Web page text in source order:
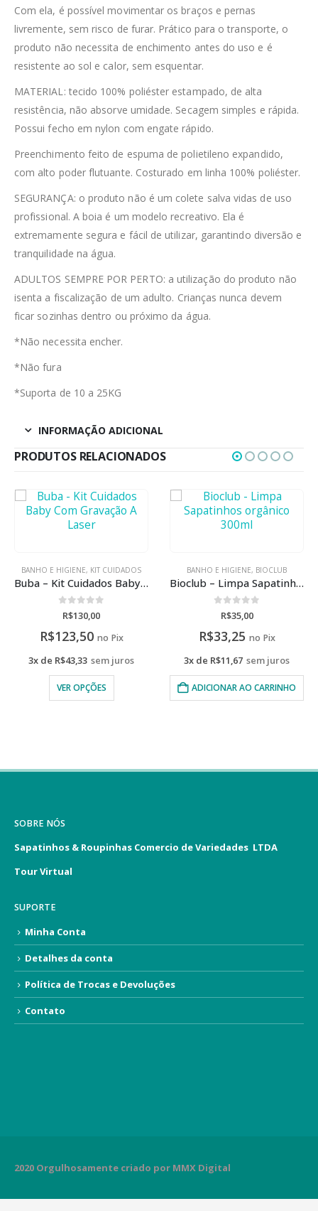
Com ela, é possível movimentar os braços e pernas
livremente, sem risco de furar. Prático para o transporte, o
produto não necessita de enchimento antes do uso e é
resistente ao sol e calor, sem esquentar.
MATERIAL: tecido 100% poliéster estampado, de alta
resistência, não absorve umidade. Secagem simples e rápida.
Possui fecho em nylon com engate rápido.
Preenchimento feito de espuma de polietileno expandido,
com alto poder flutuante. Costurado em linha 100% poliéster.
SEGURANÇA: o produto não é um colete salva vidas de uso
profissional. A boia é um modelo recreativo. Ela é
extremamente segura e fácil de utilizar, garantindo diversão e
tranquilidade na água.
ADULTOS SEMPRE POR PERTO: a utilização do produto não
isenta a fiscalização de um adulto. Crianças nunca devem
ficar sozinhas dentro ou próximo da água.
*Não necessita encher.
*Não fura
*Suporta de 10 a 25KG
INFORMAÇÃO ADICIONAL
PRODUTOS RELACIONADOS
BANHO E HIGIENE, KIT CUIDADOS
Buba – Kit Cuidados Baby Com Gravação A Laser
0de 5
R$130,00
R$123,50 no Pix
3x de R$43,33 sem juros
VER OPÇÕES
BANHO E HIGIENE, BIOCLUB
Bioclub – Limpa Sapatinhos orgânico 300ml
de 5
R$35,00
R$33,25 no Pix
3x de R$11,67 sem juros
ADICIONAR AO CARRINHO
SOBRE NÓS
Sapatinhos & Roupinhas Comercio de Variedades LTDA
Tour Virtual
SUPORTE
Minha Conta
Detalhes da conta
Política de Trocas e Devoluções
Contato
2020 Orgulhosamente criado por MMX Digital